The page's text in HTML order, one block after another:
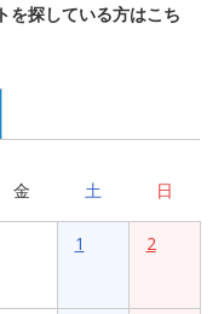
を探している方はこち
金 土 日
1 2